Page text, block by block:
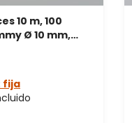
10 m, 100
mm,
cable
fija